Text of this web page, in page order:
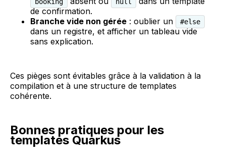
de confirmation.
Branche vide non gérée : oublier un #else
dans un registre, et afficher un tableau vide
sans explication.
Ces pièges sont évitables grâce à la validation à la
compilation et à une structure de templates
cohérente.
Bonnes pratiques pour les
templates Quarkus